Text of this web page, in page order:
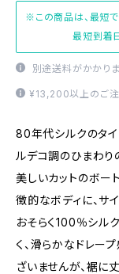
※この商品は、最短
最短到着
別途送料がかかりま
¥13,200以上のご注
80年代シルクのタイ
ルデコ調のひまわり
美しいカットのボー
徴的なボディに、サ
おそらく100％シル
く、滑らかなドレー
ざいませんが、裾に